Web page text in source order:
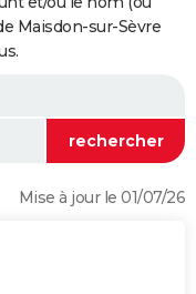
Maisdon-sur-Sèvre
Mise à jour le 01/07/26